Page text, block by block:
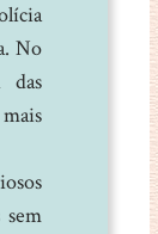
No
das
sem